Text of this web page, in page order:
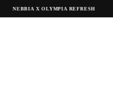
NEBBIA X OLYMPIA REFRESH